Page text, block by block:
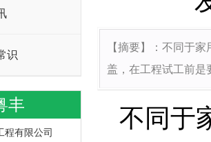
识
丰
程有限公司
【摘要】：不同于
盖，在工程试工前
不同于